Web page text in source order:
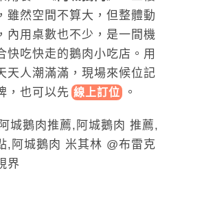
雖然空間不算大，但整體動
內用桌數也不少，是一間機
快吃快走的鵝肉小吃店。用
天人潮滿滿，現場來候位記
，也可以先 線上訂位 。